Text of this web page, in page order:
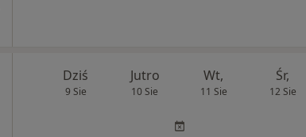
Dziś
9 Sie
Jutro
10 Sie
Wt,
11 Sie
Śr,
12 Sie